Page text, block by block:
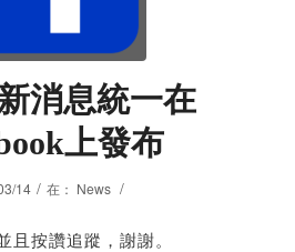
消息統一在
上發布
14 / 在： News /
按讚追蹤，謝謝。